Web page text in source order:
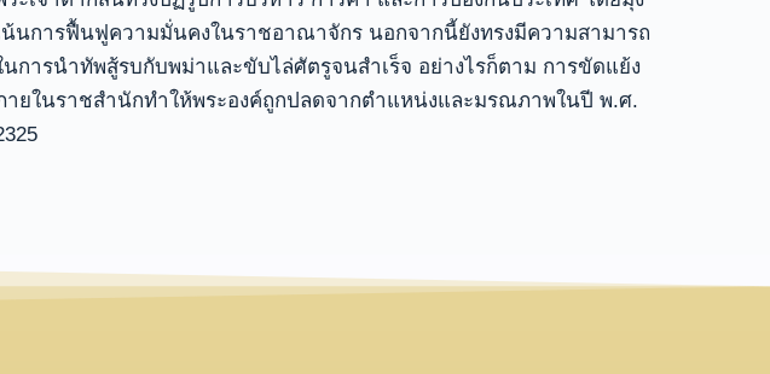
น้นการฟื้นฟูความมั่นคงในราชอาณาจักร นอกจากนี้ยังทรงมีความสามารถ
นการนำทัพสู้รบกับพม่าและขับไล่ศัตรูจนสำเร็จ อย่างไรก็ตาม การขัดแย้ง
ายในราชสำนักทำให้พระองค์ถูกปลดจากตำแหน่งและมรณภาพในปี พ.ศ.